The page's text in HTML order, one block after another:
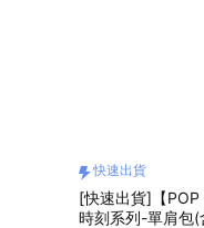
快速出貨
[快速出貨]【
時刻系列-單肩包(